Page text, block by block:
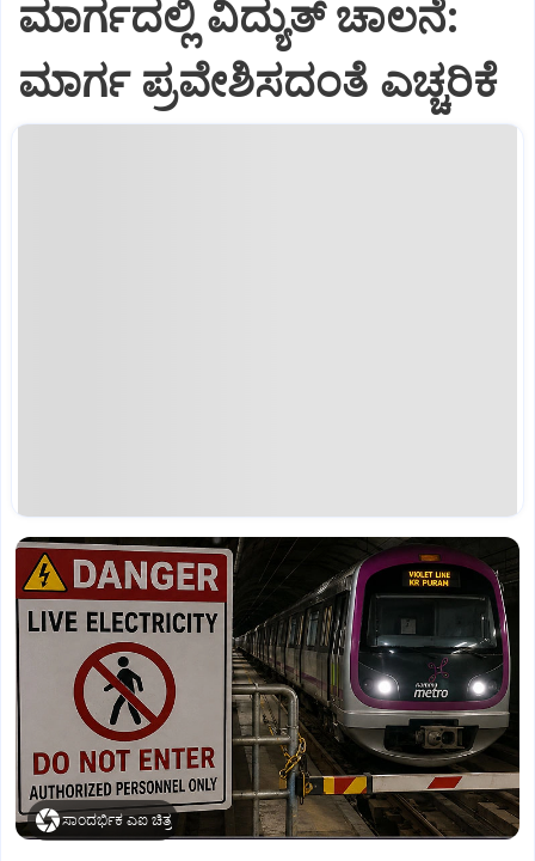
ಮಾರ್ಗದಲ್ಲಿ ವಿದ್ಯುತ್‌ ಚಾಲನೆ:
ಮಾರ್ಗ ಪ್ರವೇಶಿಸದಂತೆ ಎಚ್ಚರಿಕೆ
ಸಾಂದರ್ಭಿಕ ಎಐ ಚಿತ್ರ